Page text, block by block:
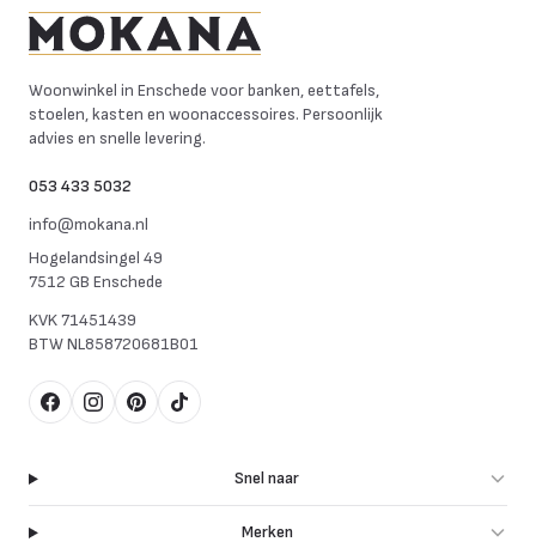
Woonwinkel in Enschede voor banken, eettafels,
stoelen, kasten en woonaccessoires. Persoonlijk
advies en snelle levering.
053 433 5032
info@mokana.nl
Hogelandsingel 49
7512 GB Enschede
KVK71451439
BTWNL858720681B01
FacebookInstagram
Pinterest
TikTok
Snel naar
Merken